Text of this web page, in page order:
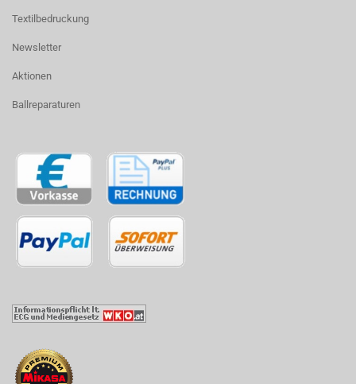
Textilbedruckung
Newsletter
Aktionen
Ballreparaturen